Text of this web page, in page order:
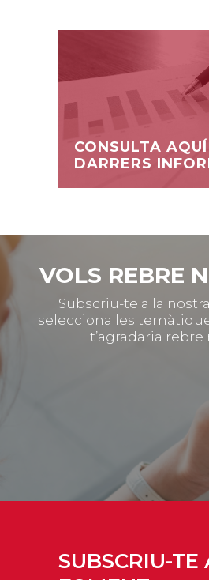
CONSULTA
DARRERS
VOLS REBRE
Subscriu-te a la
selecciona les
t’agradaria rebre
SUBSCRIU-TE